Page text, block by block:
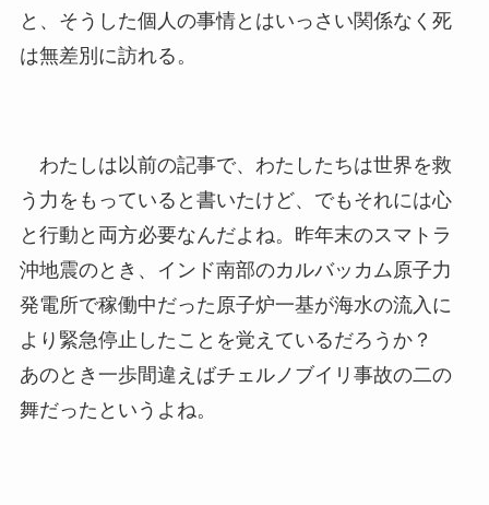
と、そうした個人の事情とはいっさい関係なく死
は無差別に訪れる。
わたしは以前の記事で、わたしたちは世界を救
う力をもっていると書いたけど、でもそれには心
と行動と両方必要なんだよね。昨年末のスマトラ
沖地震のとき、インド南部のカルバッカム原子力
発電所で稼働中だった原子炉一基が海水の流入に
より緊急停止したことを覚えているだろうか？
あのとき一歩間違えばチェルノブイリ事故の二の
舞だったというよね。